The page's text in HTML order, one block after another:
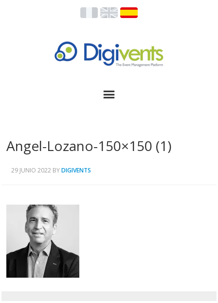
Angel-Lozano-150×150 (1)
29 JUNIO 2022 BYDIGIVENTS